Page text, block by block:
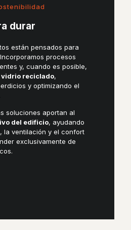
durar
están pensados para
procesos
y, cuando es posible,
vidrio reciclado,
y optimizando el
soluciones aportan al
del edificio, ayudando
la ventilación y el confort
exclusivamente de